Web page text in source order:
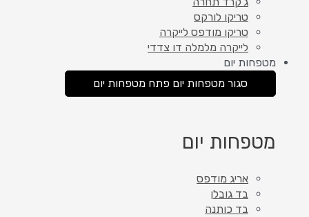
טריקו לורקס
טריקו מודפס לייקרה
לייקרה מלמלה דו צדדי
מטפחות יום
סגור מטפחות יום פתח מטפחות יום
מטפחות יום
אריג מודפס
בד גובלן
בד כותנה